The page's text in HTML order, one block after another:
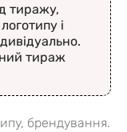
тиражу,
і
тираж
брендування.